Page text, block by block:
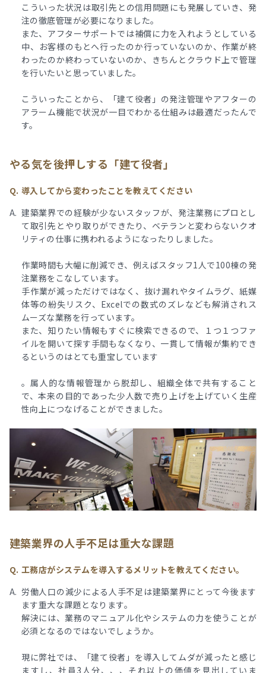
こういった状況は取引先との信用問題にも発展していき、発
注の徹底管理が必要になりました。
また、アフターサポートでは補償に力を入れようとしている
中、お客様のもとへ行ったのか行っていないのか、作業が終
わったのか終わっていないのか、きちんとクラウド上で管理
を行いたいと思っていました。
こういったことから、「建て役者」の発注管理やアフターの
アラーム機能で状況が一目でわかる仕組みは最適だったんで
す。
やる気を後押しする「建て役者」
導入してから変わったことを教えてください
建築業界での経験が少ないスタッフが、発注業務にプロとし
て取引先とやり取りができたり、ベテランと変わらないクオ
リティの仕事に携われるようになったりしました。
作業時間も大幅に削減でき、例えばスタッフ1人で100棟の発
注業務をこなしています。
手作業が減っただけではなく、抜け漏れやタイムラグ、紙媒
体等の紛失リスク、Excelでの数式のズレなども解消されス
ムーズな業務を行っています。
また、知りたい情報もすぐに検索できるので、１つ１つファ
イルを開いて探す手間もなくなり、一貫して情報が集約でき
るというのはとても重宝しています
。属人的な情報管理から脱却し、組織全体で共有すること
で、本来の目的であった少人数で売り上げを上げていく生産
性向上につなげることができました。
建築業界の人手不足は重大な課題
工務店がシステムを導入するメリットを教えてください。
労働人口の減少による人手不足は建築業界にとって今後ます
ます重大な課題となります。
解決には、業務のマニュアル化やシステムの力を使うことが
必須となるのではないでしょうか。
現に弊社では、「建て役者」を導入してムダが減ったと感じ
ますし、社員3人分、、、それ以上の価値を見出していま